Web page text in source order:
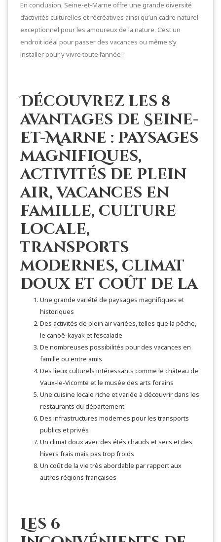
En conclusion, Seine-et-Marne offre une grande diversité
d’activités culturelles et récréatives ainsi qu’un cadre naturel
exceptionnel pour les amoureux de la nature. C’est un
endroit idéal pour passer des vacances ou même s’y
installer pour y vivre toute l’année !
Découvrez les 8
avantages de Seine-
et-Marne : paysages
magnifiques,
activités de plein
air, vacances en
famille, culture
locale,
transports
modernes, climat
doux et coût de la
Une grande variété de paysages magnifiques et
historiques
Des activités de plein air variées, telles que la pêche,
le canoë-kayak et l’escalade
De nombreuses possibilités pour des vacances en
famille ou entre amis
Des lieux culturels intéressants comme le château de
Vaux-le-Vicomte et le musée des arts forains
Une cuisine locale riche et variée à découvrir dans les
restaurants du département
Des infrastructures modernes pour les transports
publics et privés
Un climat doux avec des étés chauds et secs et des
hivers frais mais pas trop froids
Un coût de la vie très abordable par rapport aux
autres régions françaises
Les 6